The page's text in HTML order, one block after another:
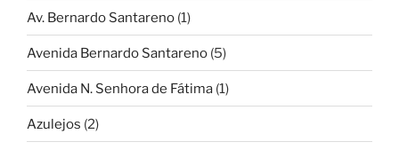
Av. Bernardo Santareno (1)
Avenida Bernardo Santareno (5)
Avenida N. Senhora de Fátima (1)
Azulejos (2)